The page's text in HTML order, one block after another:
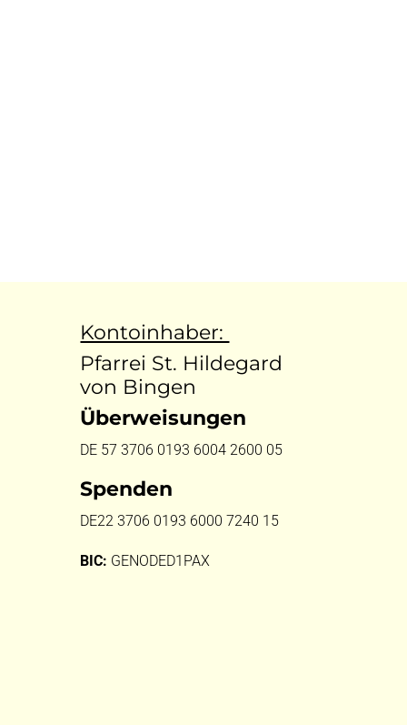
Kontoinhaber:
Pfarrei St. Hildegard
von Bingen
Überweisungen
DE 57 3706 0193 6004 2600 05
Spenden
DE22 3706 0193 6000 7240 15
BIC: GENODED1PAX